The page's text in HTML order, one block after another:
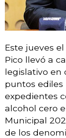
Este jueves
Pico llevó a
legislativo en
puntos
expedientes
alcohol cero
Municipal
de los